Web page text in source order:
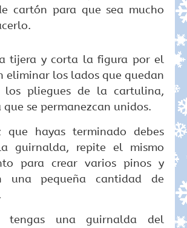
cartón para que sea mucho
tijera y corta la figura por el
eliminar los lados que quedan
los pliegues de la cartulina,
se permanezcan unidos.
que hayas terminado debes
guirnalda, repite el mismo
para crear varios pinos y
una pequeña cantidad de
tengas una guirnalda del